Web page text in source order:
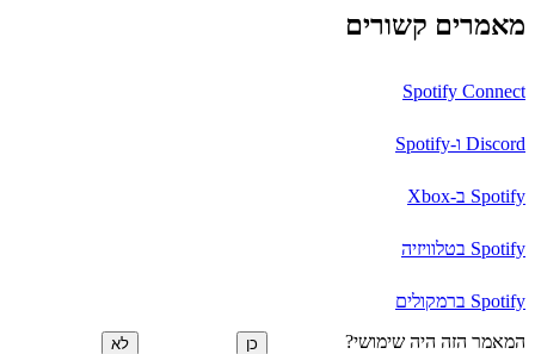
מאמרים קשורים
Spotify Connect
Discord ו-Spotify
Spotify ב-Xbox
Spotify בטלוויזיה
Spotify ברמקולים
המאמר הזה היה שימושי? כן לא